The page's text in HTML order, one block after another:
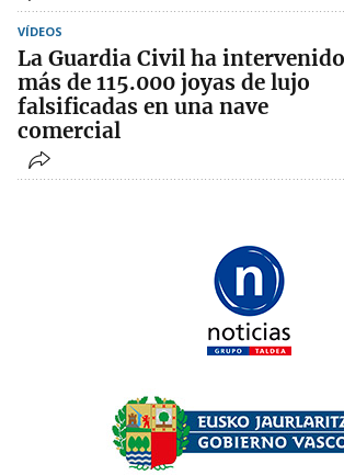
VÍDEOS
La Guardia Civil ha intervenido
más de 115.000 joyas de lujo
falsificadas en una nave
comercial